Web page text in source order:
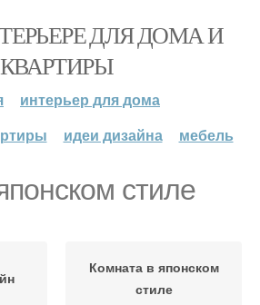
ДЛЯ ДОМА И
КВАРТИРЫ
интерьер для дома
идеи дизайна мебель
стиле
Комната в японском
стиле